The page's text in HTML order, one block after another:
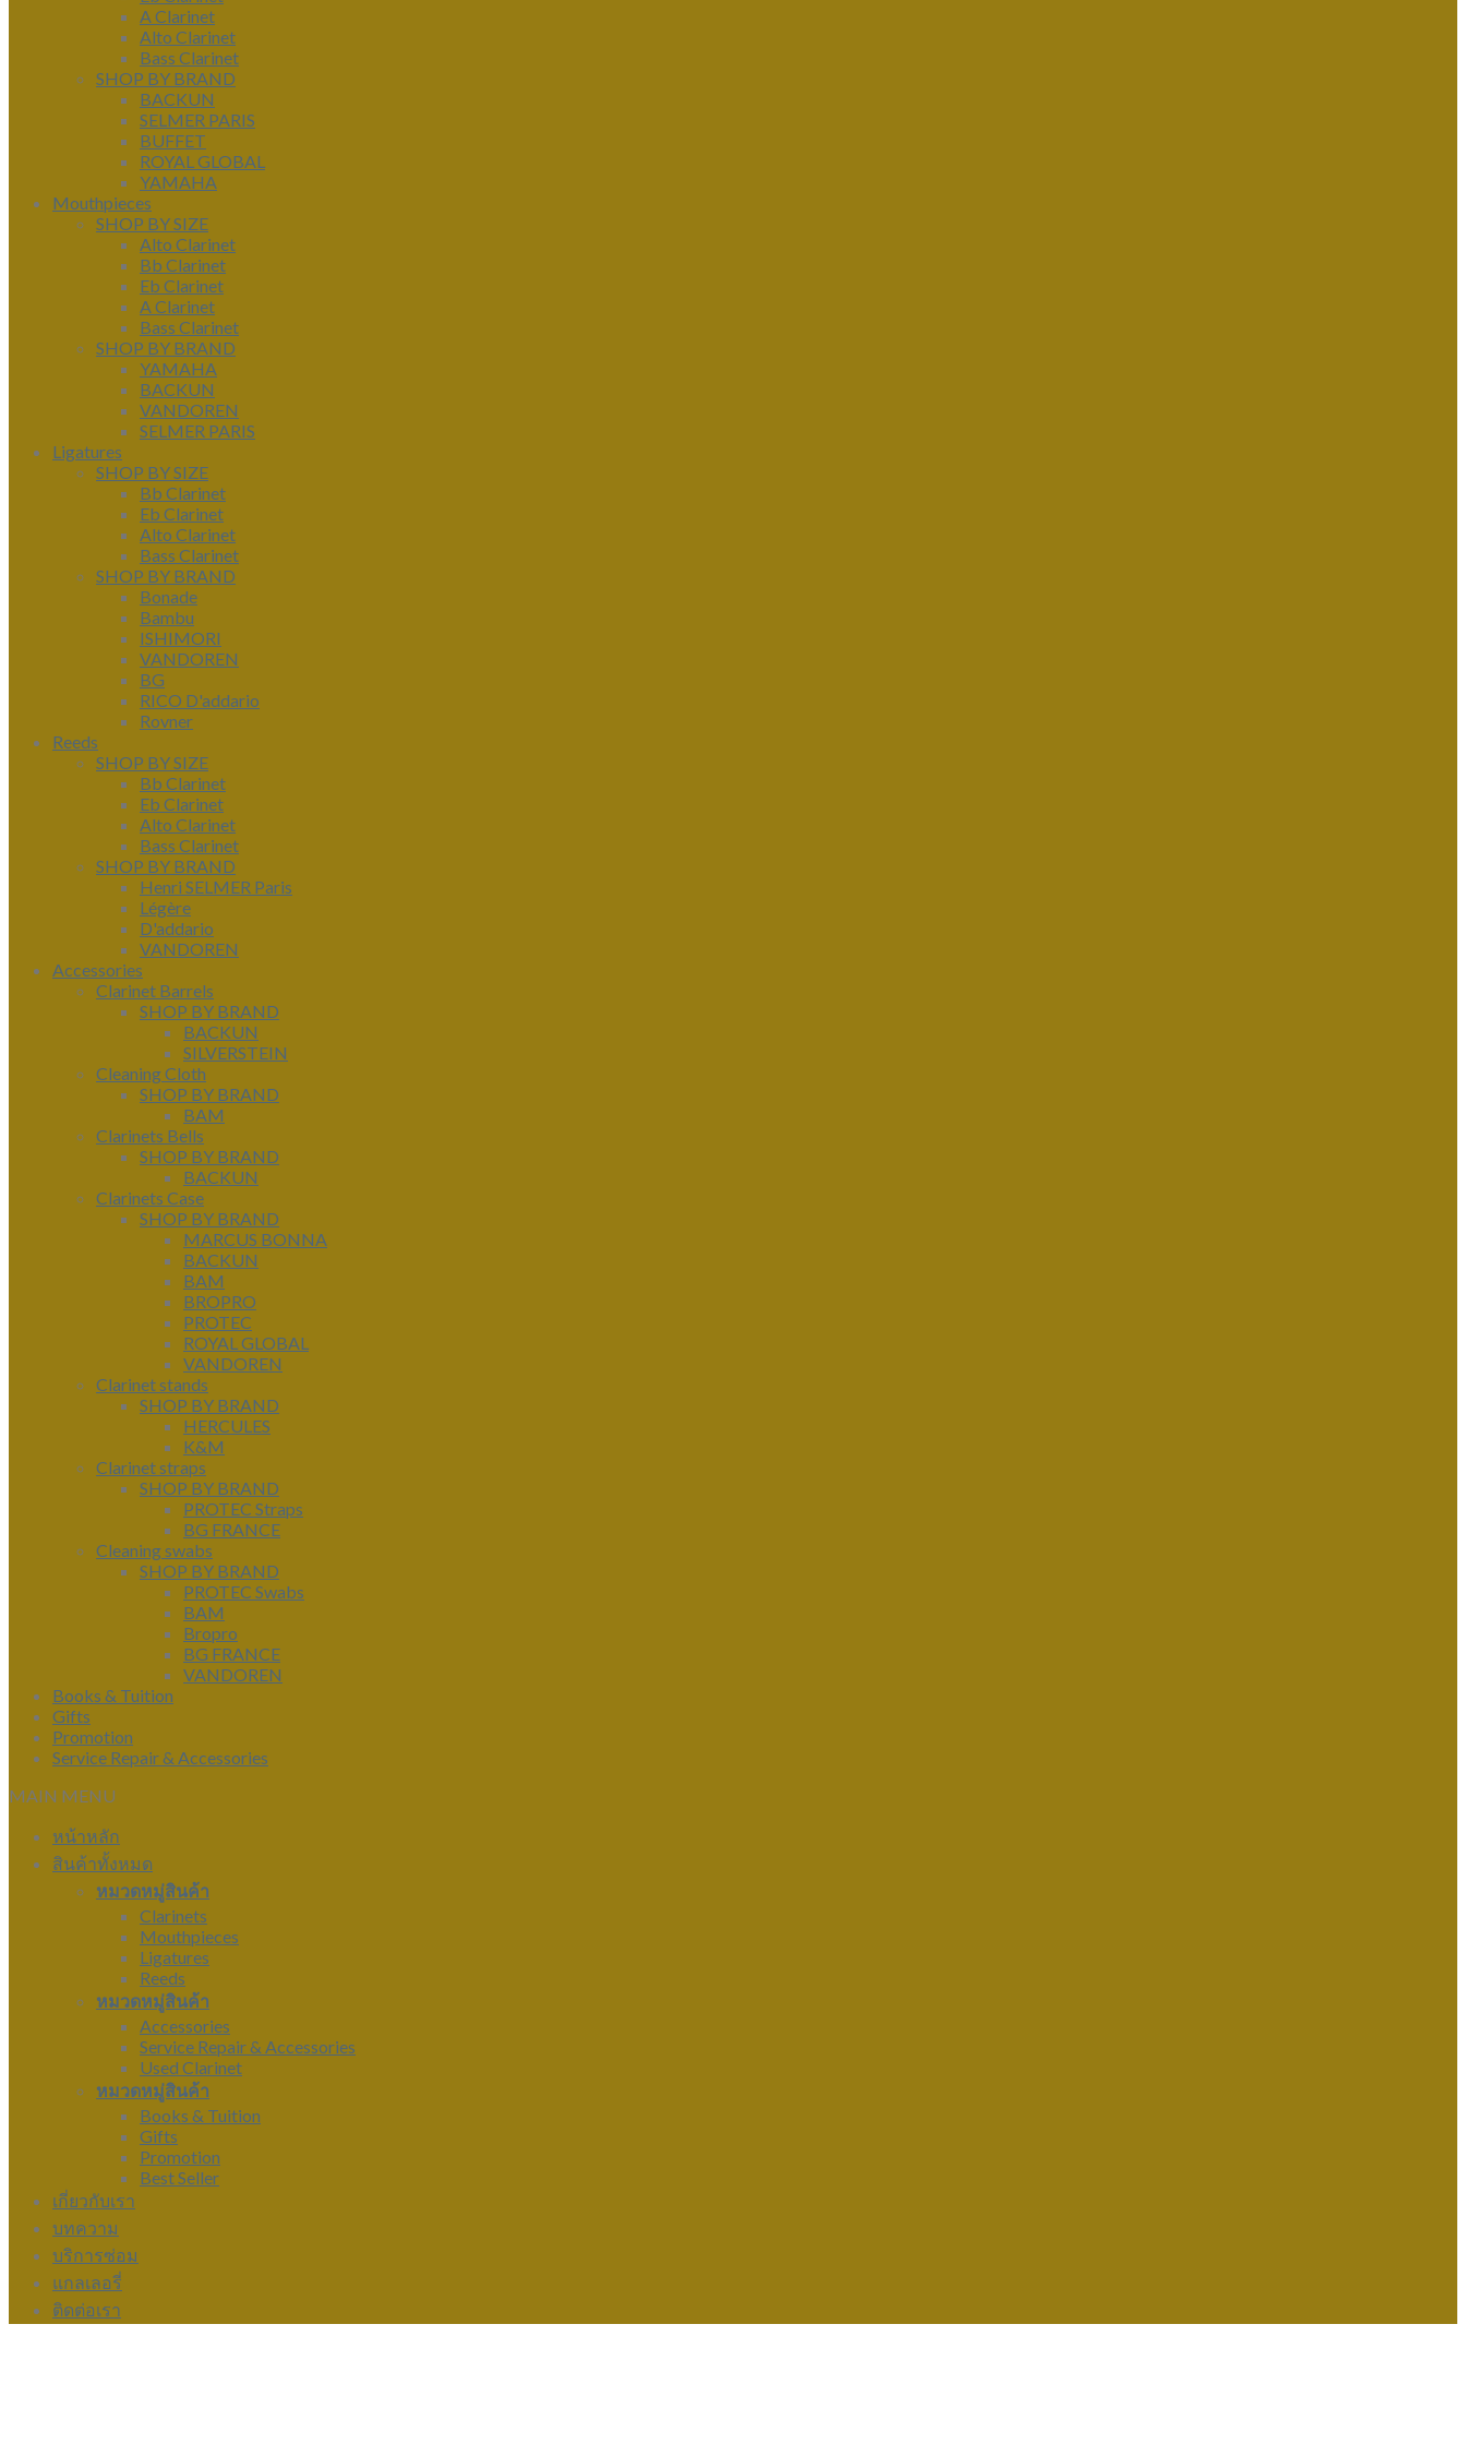
A Clarinet
Alto Clarinet
Bass Clarinet
SHOP BY BRAND
BACKUN
SELMER PARIS
BUFFET
ROYAL GLOBAL
YAMAHA
Mouthpieces
SHOP BY SIZE
Alto Clarinet
Bb Clarinet
Eb Clarinet
A Clarinet
Bass Clarinet
SHOP BY BRAND
YAMAHA
BACKUN
VANDOREN
SELMER PARIS
Ligatures
SHOP BY SIZE
Bb Clarinet
Eb Clarinet
Alto Clarinet
Bass Clarinet
SHOP BY BRAND
Bonade
Bambu
ISHIMORI
VANDOREN
BG
RICO D'addario
Rovner
Reeds
SHOP BY SIZE
Bb Clarinet
Eb Clarinet
Alto Clarinet
Bass Clarinet
SHOP BY BRAND
Henri SELMER Paris
Légère
D'addario
VANDOREN
Accessories
Clarinet Barrels
SHOP BY BRAND
BACKUN
SILVERSTEIN
Cleaning Cloth
SHOP BY BRAND
BAM
Clarinets Bells
SHOP BY BRAND
BACKUN
Clarinets Case
SHOP BY BRAND
MARCUS BONNA
BACKUN
BAM
BROPRO
PROTEC
ROYAL GLOBAL
VANDOREN
Clarinet stands
SHOP BY BRAND
HERCULES
K&M
Clarinet straps
SHOP BY BRAND
PROTEC Straps
BG FRANCE
Cleaning swabs
SHOP BY BRAND
PROTEC Swabs
BAM
Bropro
BG FRANCE
VANDOREN
Books & Tuition
Gifts
Promotion
Service Repair & Accessories
MAIN MENU
หน้าหลัก
สินค้าทั้งหมด
หมวดหมู่สินค้า
Clarinets
Mouthpieces
Ligatures
Reeds
หมวดหมู่สินค้า
Accessories
Service Repair & Accessories
Used Clarinet
หมวดหมู่สินค้า
Books & Tuition
Gifts
Promotion
Best Seller
เกี่ยวกับเรา
บทความ
บริการซ่อม
แกลเลอรี่
ติดต่อเรา